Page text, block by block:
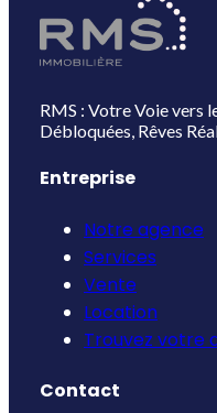
RMS : Votre Voie vers
Débloquées, Rêves
Entreprise
Notre agence
Services
Vente
Location
Trouvez votre
Contact